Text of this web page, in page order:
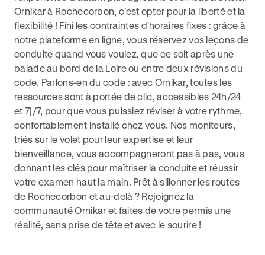
Ornikar à Rochecorbon, c'est opter pour la liberté et la
flexibilité ! Fini les contraintes d'horaires fixes : grâce à
notre plateforme en ligne, vous réservez vos leçons de
conduite quand vous voulez, que ce soit après une
balade au bord de la Loire ou entre deux révisions du
code. Parlons-en du code : avec Ornikar, toutes les
ressources sont à portée de clic, accessibles 24h/24
et 7j/7, pour que vous puissiez réviser à votre rythme,
confortablement installé chez vous. Nos moniteurs,
triés sur le volet pour leur expertise et leur
bienveillance, vous accompagneront pas à pas, vous
donnant les clés pour maîtriser la conduite et réussir
votre examen haut la main. Prêt à sillonner les routes
de Rochecorbon et au-delà ? Rejoignez la
communauté Ornikar et faites de votre permis une
réalité, sans prise de tête et avec le sourire !